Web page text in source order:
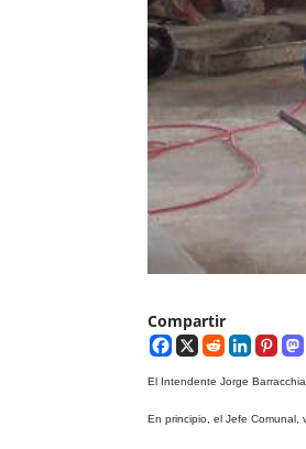
Compartir
El Intendente Jorge
En principio, el Jefe